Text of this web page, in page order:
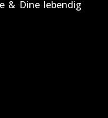
& Dine lebendig